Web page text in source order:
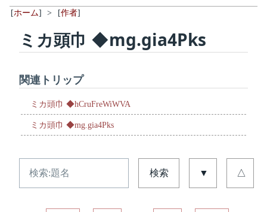
[ホーム] > [作者]
ミカ頭巾 ◆mg.gia4Pks
関連トリップ
ミカ頭巾 ◆hCruFreWiWVA
ミカ頭巾 ◆mg.gia4Pks
検索 ▼ △